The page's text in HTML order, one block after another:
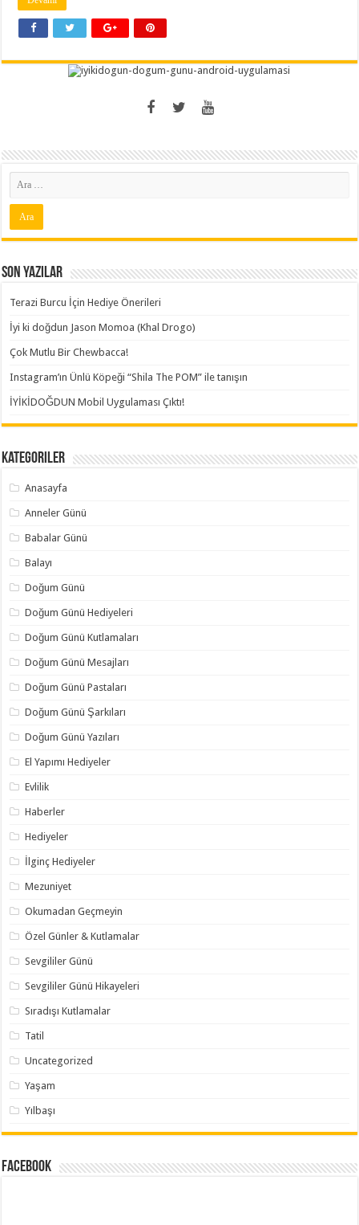
Son Yazılar
Terazi Burcu İçin Hediye Önerileri
İyi ki doğdun Jason Momoa (Khal Drogo)
Çok Mutlu Bir Chewbacca!
Instagram’ın Ünlü Köpeği “Shila The POM” ile tanışın
İYİKİDOĞDUN Mobil Uygulaması Çıktı!
Kategoriler
Anasayfa
Anneler Günü
Babalar Günü
Balayı
Doğum Günü
Doğum Günü Hediyeleri
Doğum Günü Kutlamaları
Doğum Günü Mesajları
Doğum Günü Pastaları
Doğum Günü Şarkıları
Doğum Günü Yazıları
El Yapımı Hediyeler
Evlilik
Haberler
Hediyeler
İlginç Hediyeler
Mezuniyet
Okumadan Geçmeyin
Özel Günler & Kutlamalar
Sevgililer Günü
Sevgililer Günü Hikayeleri
Sıradışı Kutlamalar
Tatil
Uncategorized
Yaşam
Yılbaşı
Facebook